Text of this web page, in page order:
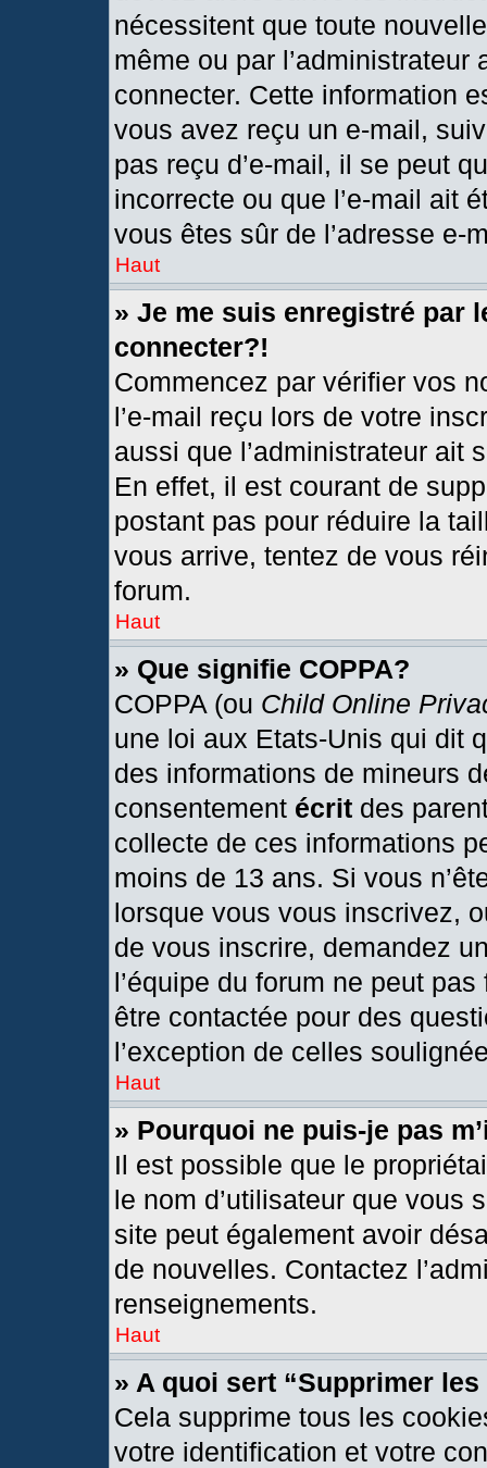
nécessitent que toute
même ou par
connecter. Cette information
vous avez reçu un e-mail,
pas reçu d’e-mail, il se peut
incorrecte ou que l’e-mail ait
vous êtes sûr de l’adresse e-
Haut
» Je me suis enregistré par
connecter?!
Commencez par vérifier vos
l’e-mail reçu lors de votre
aussi que l’administrateur ait
En effet, il est courant de
postant pas pour réduire la
vous arrive, tentez de vous
forum.
Haut
» Que signifie COPPA?
COPPA (ou Child Online
une loi aux Etats-Unis qui dit
des informations de mineurs
consentement écrit des
collecte de ces informations
moins de 13 ans. Si vous
lorsque vous vous inscrivez,
de vous inscrire, demandez
l’équipe du forum ne peut
être contactée pour des
l’exception de celles
Haut
» Pourquoi ne puis-je pas
Il est possible que le
le nom d’utilisateur que vous
site peut également avoir
de nouvelles. Contactez
renseignements.
Haut
» A quoi sert “Supprimer
Cela supprime tous les
votre identification et votre